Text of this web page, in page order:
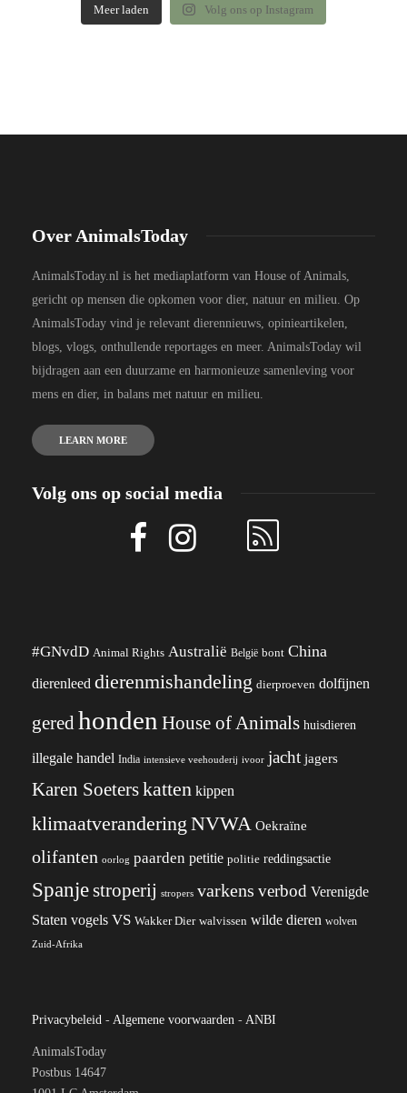
Meer laden Volg ons op Instagram
Over AnimalsToday
AnimalsToday.nl is het mediaplatform van House of Animals,
gericht op mensen die opkomen voor dier, natuur en milieu. Op
AnimalsToday vind je relevant dierennieuws, opinieartikelen,
blogs, vlogs, onthullende reportages en meer. AnimalsToday wil
bijdragen aan een duurzame en harmonieuze samenleving voor
mens en dier, in balans met natuur en milieu.
LEARN MORE
Volg ons op social media
#GNvdD Animal Rights Australië België bont China
dierenleed dierenmishandeling dierproeven dolfijnen
geredhonden House of Animals huisdieren
illegale handel India intensieve veehouderij ivoor jacht jagers
Karen Soeterskatten kippen
klimaatverandering NVWA Oekraïne
olifanten oorlog paarden petitie politie reddingsactie
Spanjestroperij stropers varkens verbod Verenigde
Staten vogels VS Wakker Dier walvissen wilde dieren wolven
Zuid-Afrika
Privacybeleid - Algemene voorwaarden - ANBI
AnimalsToday
Postbus 14647